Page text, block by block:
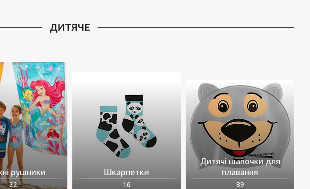
ДИТЯЧЕ
рушники
32
Шкарпетки
16
Дитячі шапочки для
плавання
89